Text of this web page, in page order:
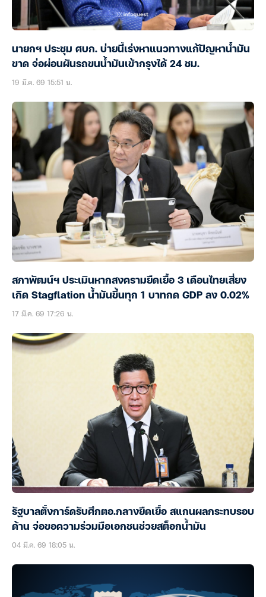
นายกฯ ประชุม ศบก. บ่ายนี้เร่งหาแนวทางแก้ปัญหาน้ำมัน
ขาด จ่อผ่อนผันรถขนน้ำมันเข้ากรุงได้ 24 ชม.
19 มี.ค. 69 15:51 น.
สภาพัฒน์ฯ ประเมินหากสงครามยืดเยื้อ 3 เดือนไทยเสี่ยง
เกิด Stagflation น้ำมันขึ้นทุก 1 บาทกด GDP ลง 0.02%
17 มี.ค. 69 17:26 น.
รัฐบาลตั้งการ์ดรับศึกตอ.กลางยืดเยื้อ สแกนผลกระทบรอบ
ด้าน จ่อขอความร่วมมือเอกชนช่วยสต็อกน้ำมัน
04 มี.ค. 69 18:05 น.